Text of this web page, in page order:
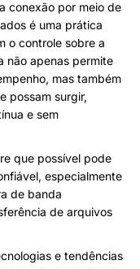
conexão por meio de
é uma prática
o controle sobre a
não apenas permite
mas também
possam surgir,
e sem
que possível pode
especialmente
de banda
de arquivos
e tendências